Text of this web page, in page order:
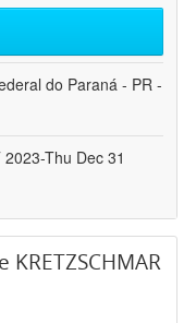
do Paraná - PR -
Thu Dec 31